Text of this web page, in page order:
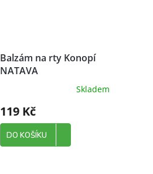
Balzám na rty Konopí
NATAVA
Skladem
119 Kč
DO KOŠÍKU